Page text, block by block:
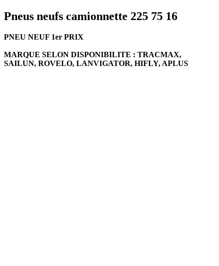
Pneus neufs camionnette 225 75 16
PNEU NEUF 1er PRIX
MARQUE SELON DISPONIBILITE : TRACMAX,
SAILUN, ROVELO, LANVIGATOR, HIFLY, APLUS